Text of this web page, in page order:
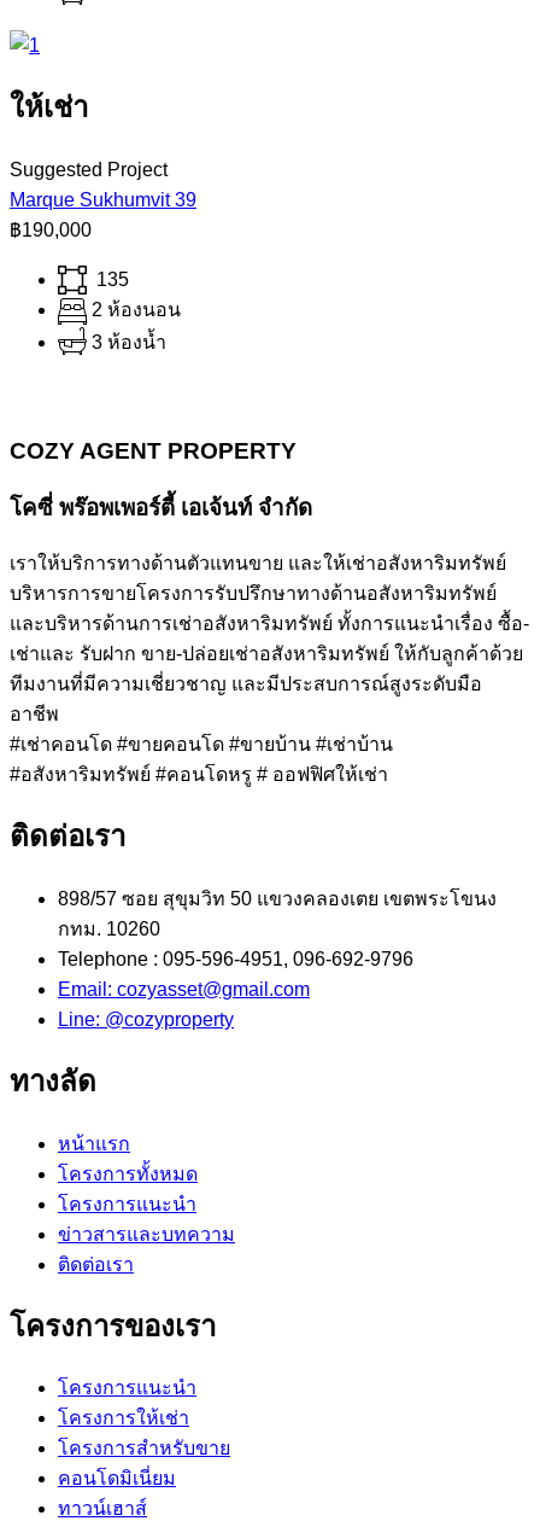
ให้เช่า
Suggested Project
Marque Sukhumvit 39
฿190,000
135
2 ห้องนอน
3 ห้องน้ำ
COZY AGENT PROPERTY
โคซี่ พร๊อพเพอร์ตี้ เอเจ้นท์ จำกัด
เราให้บริการทางด้านตัวแทนขาย และให้เช่าอสังหาริมทรัพย์
บริหารการขายโครงการรับปรึกษาทางด้านอสังหาริมทรัพย์
และบริหารด้านการเช่าอสังหาริมทรัพย์ ทั้งการแนะนำเรื่อง ซื้อ-
เช่าและ รับฝาก ขาย-ปล่อยเช่าอสังหาริมทรัพย์ ให้กับลูกค้าด้วย
ทีมงานที่มีความเชี่ยวชาญ และมีประสบการณ์สูงระดับมือ
อาชีพ
#เช่าคอนโด #ขายคอนโด #ขายบ้าน #เช่าบ้าน
#อสังหาริมทรัพย์ #คอนโดหรู # ออฟฟิศให้เช่า
ติดต่อเรา
898/57 ซอย สุขุมวิท 50 แขวงคลองเตย เขตพระโขนง
กทม. 10260
Telephone : 095-596-4951, 096-692-9796
Email: cozyasset@gmail.com
Line: @cozyproperty
ทางลัด
หน้าแรก
โครงการทั้งหมด
โครงการแนะนำ
ข่าวสารและบทความ
ติดต่อเรา
โครงการของเรา
โครงการแนะนำ
โครงการให้เช่า
โครงการสำหรับขาย
คอนโดมิเนี่ยม
ทาวน์เฮาส์